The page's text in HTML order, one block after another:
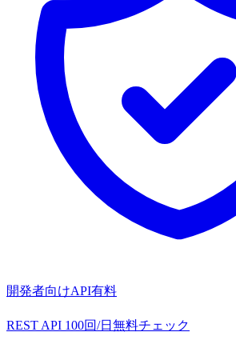
開発者向けAPI有料
REST API 100回/日無料チェック